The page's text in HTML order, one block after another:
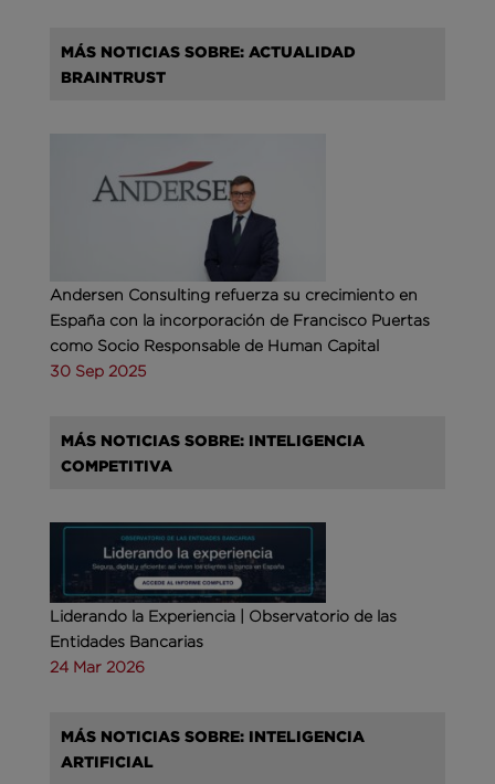
MÁS NOTICIAS SOBRE: ACTUALIDAD
BRAINTRUST
Andersen Consulting refuerza su crecimiento en
España con la incorporación de Francisco Puertas
como Socio Responsable de Human Capital
30 Sep 2025
MÁS NOTICIAS SOBRE: INTELIGENCIA
COMPETITIVA
Liderando la Experiencia | Observatorio de las
Entidades Bancarias
24 Mar 2026
MÁS NOTICIAS SOBRE: INTELIGENCIA
ARTIFICIAL